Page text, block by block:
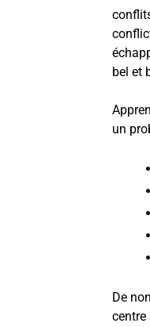
bel et
un
De
centre